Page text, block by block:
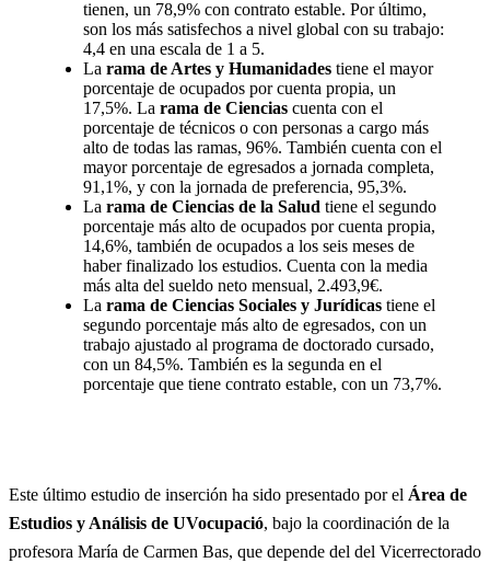
tienen, un 78,9% con contrato estable. Por último,
son los más satisfechos a nivel global con su trabajo:
4,4 en una escala de 1 a 5.
La rama de Artes y Humanidades tiene el mayor
porcentaje de ocupados por cuenta propia, un
17,5%. La rama de Ciencias cuenta con el
porcentaje de técnicos o con personas a cargo más
alto de todas las ramas, 96%. También cuenta con el
mayor porcentaje de egresados a jornada completa,
91,1%, y con la jornada de preferencia, 95,3%.
La rama de Ciencias de la Salud tiene el segundo
porcentaje más alto de ocupados por cuenta propia,
14,6%, también de ocupados a los seis meses de
haber finalizado los estudios. Cuenta con la media
más alta del sueldo neto mensual, 2.493,9€.
La rama de Ciencias Sociales y Jurídicas tiene el
segundo porcentaje más alto de egresados, con un
trabajo ajustado al programa de doctorado cursado,
con un 84,5%. También es la segunda en el
porcentaje que tiene contrato estable, con un 73,7%.
Este último estudio de inserción ha sido presentado por el Área de
Estudios y Análisis de UVocupació, bajo la coordinación de la
profesora María de Carmen Bas, que depende del del Vicerrectorado